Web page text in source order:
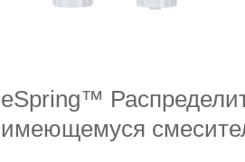
eSpring™
имеющемуся